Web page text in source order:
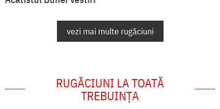
vezi mai multe rugăciuni
RUGĂCIUNI LA TOATĂ
TREBUINȚA